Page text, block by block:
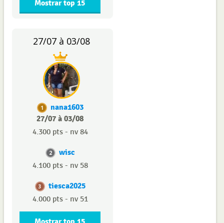
Mostrar top 15
27/07 à 03/08
1
nana1603
27/07 à 03/08
4.300 pts - nv 84
2 wisc
4.100 pts - nv 58
3 tiesca2025
4.000 pts - nv 51